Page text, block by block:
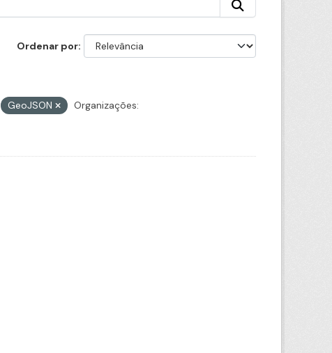
Ordenar por
GeoJSON
Organizações: